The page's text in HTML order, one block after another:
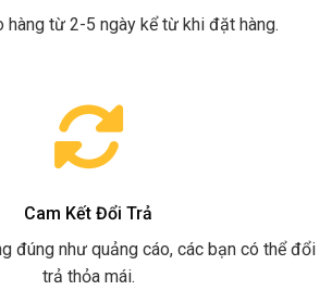
hàng từ 2-5 ngày kể từ khi đặt hàng.
Cam Kết Đổi Trả
đúng như quảng cáo, các bạn có thể đổi
trả thỏa mái.